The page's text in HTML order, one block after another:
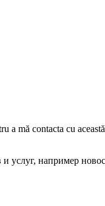
mă contacta cu
услуг, например